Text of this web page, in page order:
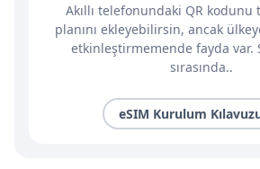
Akıllı telefonundaki QR kodunu
planını ekleyebilirsin, ancak
etkinleştirmemende fayda var.
sırasında..
eSIM Kurulum